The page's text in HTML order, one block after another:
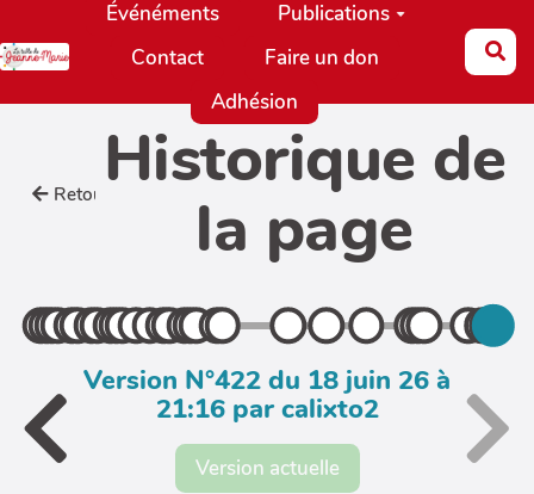
Aller au contenu principal
Événéments
Publications
Contact
Faire un don
Adhésion
Retour Historique de
la page
Version N°422 du 18 juin 26 à
21:16 par calixto2
Version actuelle